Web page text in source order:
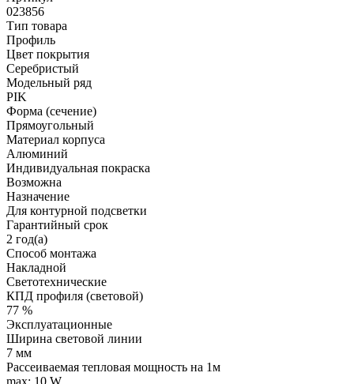
023856
Тип товара
Профиль
Цвет покрытия
Серебристый
Модельный ряд
PIK
Форма (сечение)
Прямоугольный
Материал корпуса
Алюминий
Индивидуальная покраска
Возможна
Назначение
Для контурной подсветки
Гарантийный срок
2 год(а)
Способ монтажа
Накладной
Светотехнические
КПД профиля (cветовой)
77 %
Эксплуатационные
Ширина световой линии
7 мм
Рассеиваемая тепловая мощность на 1м
max: 10 W